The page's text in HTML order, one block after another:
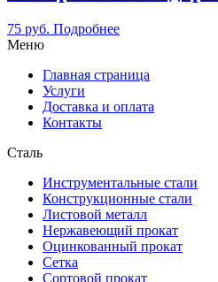
75 руб. Подробнее
Меню
Главная страница
Услуги
Доставка и оплата
Контакты
Сталь
Инструментальные стали
Конструкционные стали
Листовой металл
Нержавеющий прокат
Оцинкованный прокат
Сетка
Сортовой прокат